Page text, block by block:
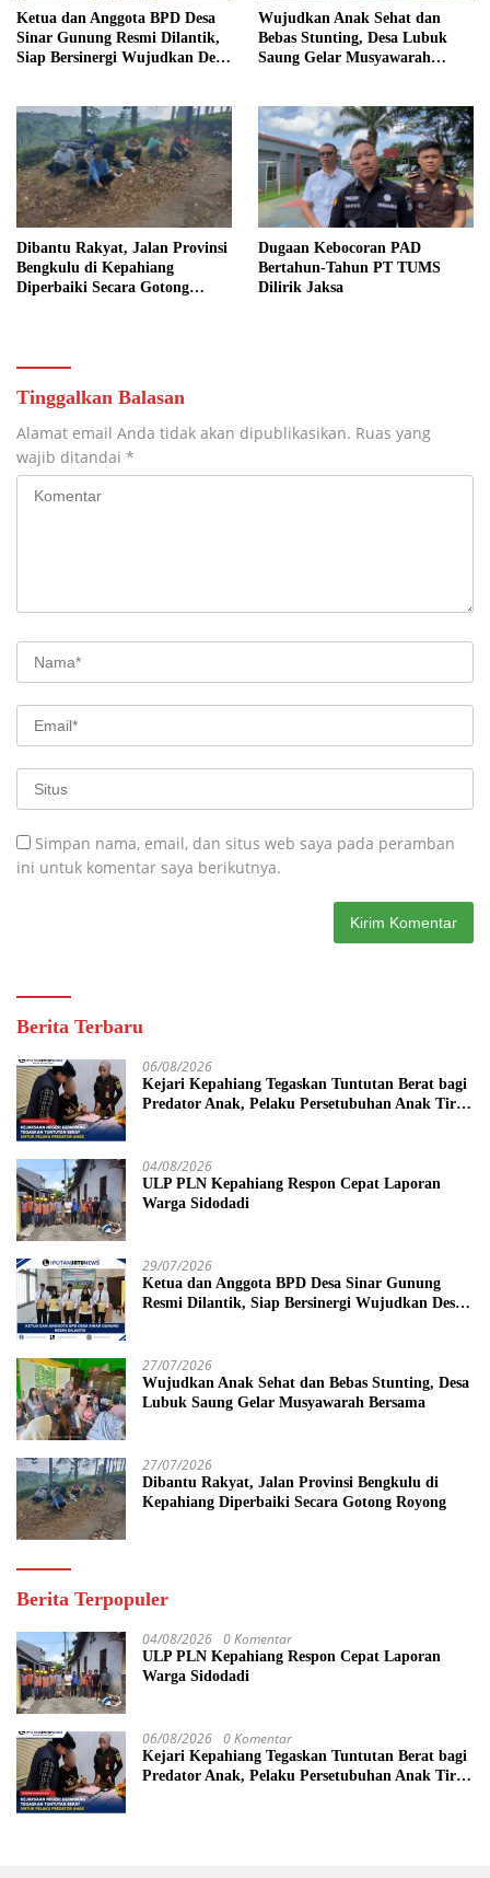
Ketua dan Anggota BPD Desa
Sinar Gunung Resmi Dilantik,
Siap Bersinergi Wujudkan Desa
Wujudkan Anak Sehat dan
Bebas Stunting, Desa Lubuk
Saung Gelar Musyawarah
Dibantu Rakyat, Jalan Provinsi
Bengkulu di Kepahiang
Diperbaiki Secara Gotong
Dugaan Kebocoran PAD
Bertahun-Tahun PT TUMS
Dilirik Jaksa
Tinggalkan Balasan
Alamat email Anda tidak akan dipublikasikan. Ruas yang
wajib ditandai *
Simpan nama, email, dan situs web saya pada peramban
ini untuk komentar saya berikutnya.
Berita Terbaru
06/08/2026
Kejari Kepahiang Tegaskan Tuntutan Berat bagi
Predator Anak, Pelaku Persetubuhan Anak Tiri
04/08/2026
ULP PLN Kepahiang Respon Cepat Laporan
Warga Sidodadi
29/07/2026
Ketua dan Anggota BPD Desa Sinar Gunung
Resmi Dilantik, Siap Bersinergi Wujudkan Desa
27/07/2026
Wujudkan Anak Sehat dan Bebas Stunting, Desa
Lubuk Saung Gelar Musyawarah Bersama
27/07/2026
Dibantu Rakyat, Jalan Provinsi Bengkulu di
Kepahiang Diperbaiki Secara Gotong Royong
Berita Terpopuler
04/08/2026 0 Komentar
ULP PLN Kepahiang Respon Cepat Laporan
Warga Sidodadi
06/08/2026 0 Komentar
Kejari Kepahiang Tegaskan Tuntutan Berat bagi
Predator Anak, Pelaku Persetubuhan Anak Tiri